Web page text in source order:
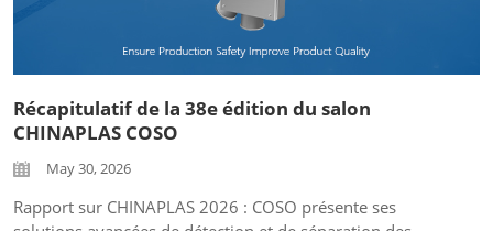
Récapitulatif de la 38e édition du salon
CHINAPLAS COSO
May 30, 2026
Rapport sur CHINAPLAS 2026 : COSO présente ses